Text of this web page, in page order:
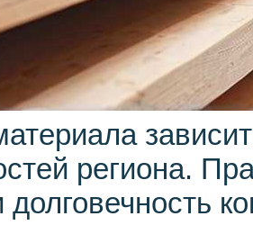
региона.